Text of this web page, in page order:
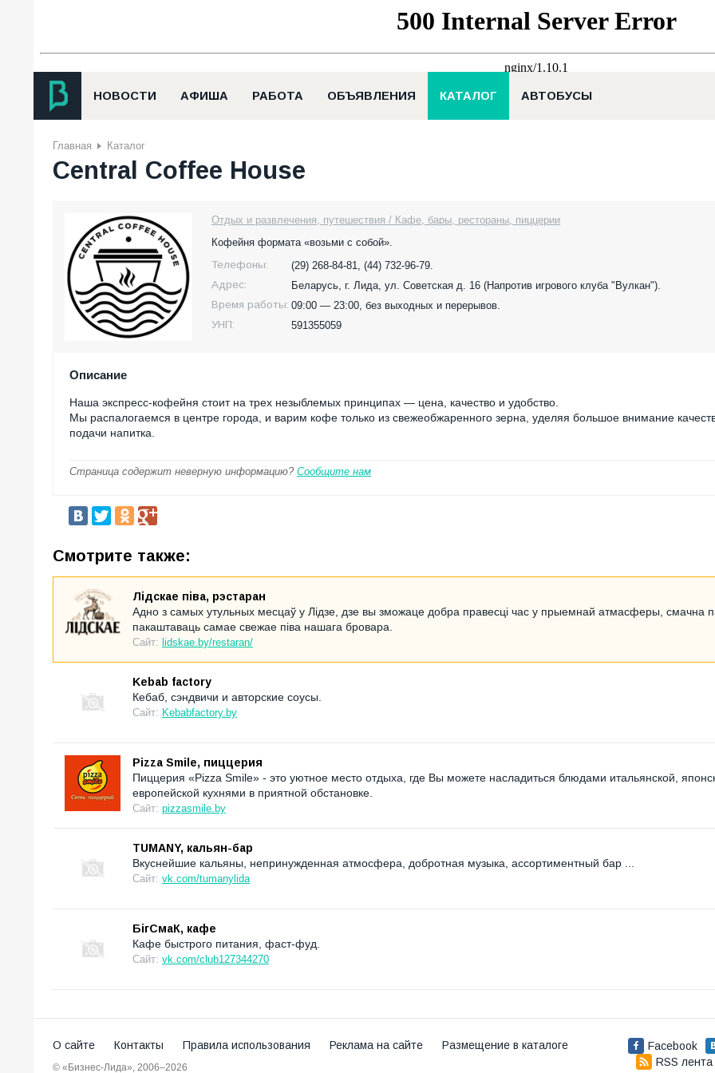
НОВОСТИ АФИША РАБОТА ОБЪЯВЛЕНИЯ КАТАЛОГ АВТОБУСЫ
Главная Каталог
Central Coffee House
Отдых и развлечения, путешествия / Кафе, бары, рестораны, пиццерии
Кофейня формата «возьми с собой».
Телефоны:
(29) 268-84-81, (44) 732-96-79.
Адрес:
Беларусь, г. Лида, ул. Советская д. 16 (Напротив игрового клуба "Вулкан").
Время работы: 09:00 — 23:00, без выходных и перерывов.
УНП:
591355059
Описание
Наша экспресс-кофейня стоит на трех незыблемых принципах — цена, качество и удобство.
Мы распалогаемся в центре города, и варим кофе только из свежеобжаренного зерна, уделяя большое внимание
подачи напитка.
Страница содержит неверную информацию? Сообщите нам
Смотрите также:
Лідскае піва, рэстаран
Адно з самых утульных месцаў у Лідзе, дзе вы зможаце добра правесці час у прыемнай атмасферы, смачна
пакаштаваць самае свежае піва нашага бровара.
Сайт: lidskae.by/restaran/
Kebab factory
Кебаб, сэндвичи и авторские соусы.
Сайт: Kebabfactory.by
Pizza Smile, пиццерия
Пиццерия «Pizza Smile» - это уютное место отдыха, где Вы можете насладиться блюдами итальянской,
европейской кухнями в приятной обстановке.
Сайт: pizzasmile.by
TUMANY, кальян-бар
Вкуснейшие кальяны, непринужденная атмосфера, добротная музыка, ассортиментный бар ...
Сайт: vk.com/tumanylida
БiгСмаК, кафе
Кафе быстрого питания, фаст-фуд.
Сайт: vk.com/club127344270
О сайте Контакты Правила использования Реклама на сайте Размещение в каталоге
© «Бизнес-Лида», 2006–2026
Facebook
RSS лента